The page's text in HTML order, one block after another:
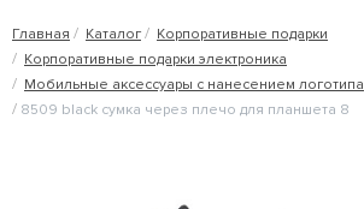
Главная Каталог
Корпоративные подарки
Корпоративные подарки электроника
Мобильные аксессуары с нанесением логотипа
8509 black сумка через плечо для планшета 8